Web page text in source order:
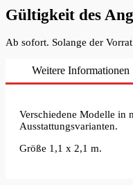
Gültigkeit des
Ab sofort. Solange der
Weitere Informationen
Verschiedene Modelle in
Ausstattungsvarianten.
Größe 1,1 x 2,1 m.